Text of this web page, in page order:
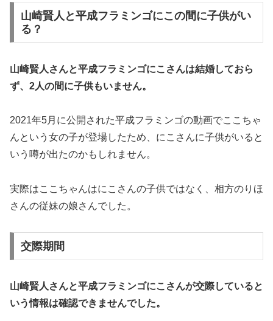
山崎賢人と平成フラミンゴにこの間に子供がい
る？
山崎賢人さんと平成フラミンゴにこさんは結婚しておら
ず、2人の間に子供もいません。
2021年5月に公開された平成フラミンゴの動画でここちゃ
んという女の子が登場したため、にこさんに子供がいると
いう噂が出たのかもしれません。
実際はここちゃんはにこさんの子供ではなく、相方のりほ
さんの従妹の娘さんでした。
交際期間
山崎賢人さんと平成フラミンゴにこさんが交際していると
いう情報は確認できませんでした。